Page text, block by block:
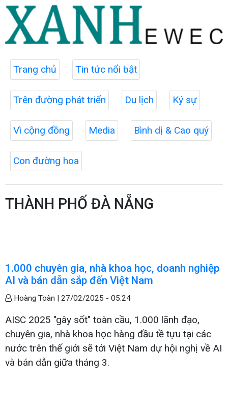
Trang chủ Tin tức nổi bật
Trên đường phát triển Du lịch Ký sự
Vì cộng đồng Media Bình dị & Cao quý
Con đường hoa
THÀNH PHỐ ĐÀ NẴNG
1.000 chuyên gia, nhà khoa học, doanh nghiệp
AI và bán dẫn sắp đến Việt Nam
Hoàng Toàn | 27/02/2025 - 05:24
AISC 2025 "gây sốt" toàn cầu, 1.000 lãnh đạo,
chuyên gia, nhà khoa học hàng đầu tề tựu tại các
nước trên thế giới sẽ tới Việt Nam dự hội nghị về AI
và bán dẫn giữa tháng 3.